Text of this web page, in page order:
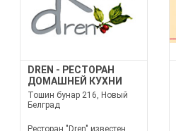
DREN - РЕСТОРАН
ДОМАШНЕЙ КУХНИ
Тошин бунар 216, Новый
Белград
Ресторан "Dren" известен